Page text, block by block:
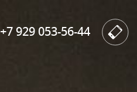
+7 929 053-56-44